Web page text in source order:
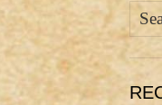
for: